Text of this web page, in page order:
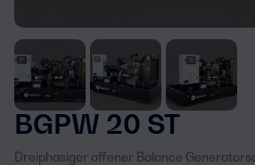
BGPW 20 ST
Dreiphasiger offener Balance